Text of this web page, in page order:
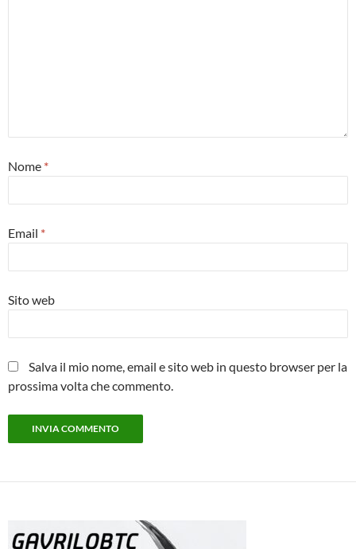
Nome *
Email *
Sito web
Salva il mio nome, email e sito web in questo browser per la
prossima volta che commento.